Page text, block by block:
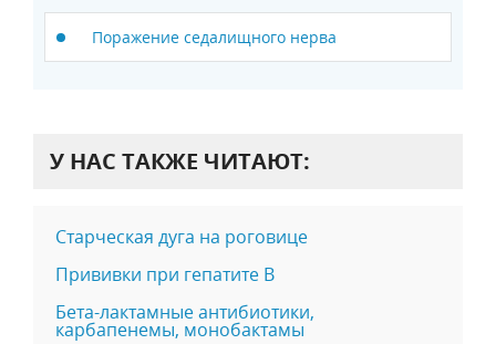
Поражение седалищного нерва
У НАС ТАКЖЕ ЧИТАЮТ:
Старческая дуга на роговице
Прививки при гепатите B
Бета-лактамные антибиотики,
карбапенемы, монобактамы